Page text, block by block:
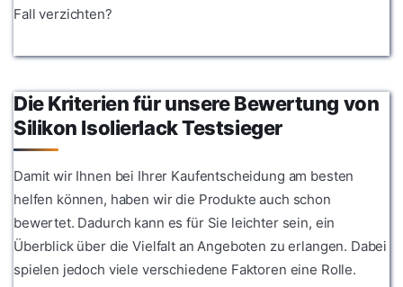
Fall verzichten?
Die Kriterien für unsere Bewertung von
Silikon Isolierlack Testsieger
Damit wir Ihnen bei Ihrer Kaufentscheidung am besten
helfen können, haben wir die Produkte auch schon
bewertet. Dadurch kann es für Sie leichter sein, ein
Überblick über die Vielfalt an Angeboten zu erlangen. Dabei
spielen jedoch viele verschiedene Faktoren eine Rolle.